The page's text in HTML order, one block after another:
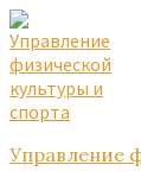
Skip
to
content
Skip
to
main
navigation
Skip
to
footer
Управление